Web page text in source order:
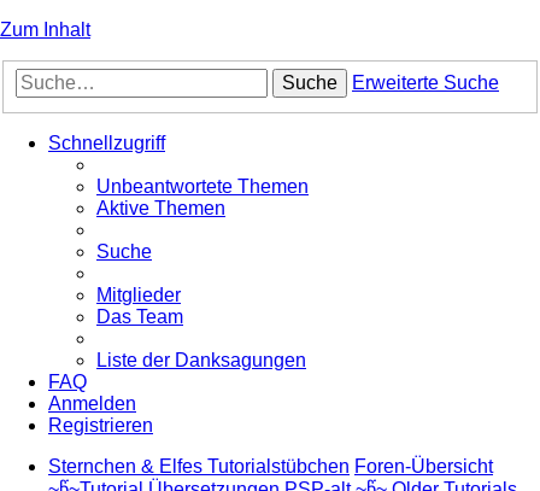
Zum Inhalt
Suche Erweiterte Suche
Schnellzugriff
Unbeantwortete Themen
Aktive Themen
Suche
Mitglieder
Das Team
Liste der Danksagungen
FAQ
Anmelden
Registrieren
Sternchen & Elfes Tutorialstübchen Foren-Übersicht